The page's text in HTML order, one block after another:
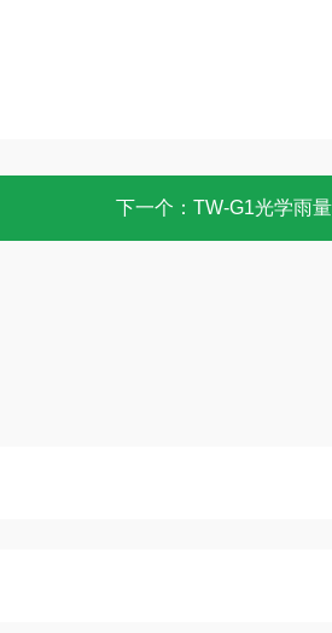
下一个： TW-G1光学雨